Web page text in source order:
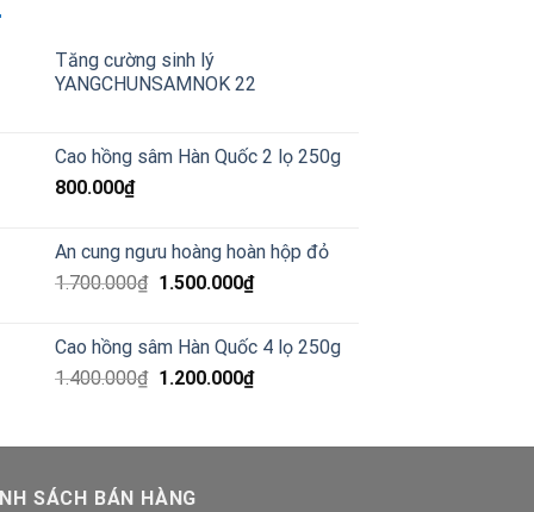
Tăng cường sinh lý
YANGCHUNSAMNOK 22
Cao hồng sâm Hàn Quốc 2 lọ 250g
800.000₫
An cung ngưu hoàng hoàn hộp đỏ
1.700.000₫ 1.500.000₫
Cao hồng sâm Hàn Quốc 4 lọ 250g
1.400.000₫ 1.200.000₫
SÁCH BÁN HÀNG